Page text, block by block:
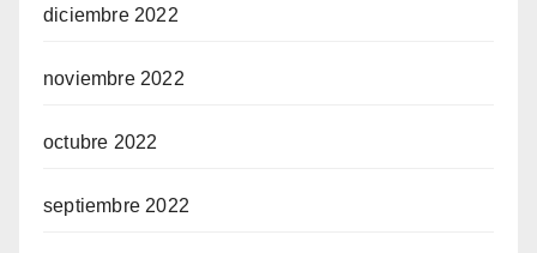
diciembre 2022
noviembre 2022
octubre 2022
septiembre 2022